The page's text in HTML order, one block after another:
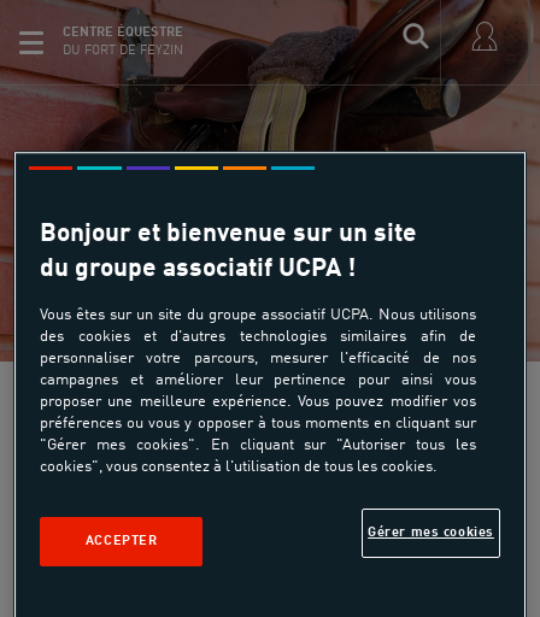
CENTRE ÉQUESTRE
DU FORT DE FEYZIN
Assurance Annulation
Vos activités en toute sérénité !
proposées par le partenaire de l’UCPA, Mutuaide
Assistance, société du groupe Groupama.
Elles sont spécialement pensées pour la pratique de
Bonjour et bienvenue sur un site
du groupe associatif UCPA !
Vous êtes sur un site du groupe associatif UCPA. Nous utilisons
des cookies et d'autres technologies similaires afin de
personnaliser votre parcours, mesurer l'efficacité de nos
campagnes et améliorer leur pertinence pour ainsi vous
proposer une meilleure expérience. Vous pouvez modifier vos
préférences ou vous y opposer à tous moments en cliquant sur
"Gérer mes cookies". En cliquant sur "Autoriser tous les
cookies", vous consentez à l'utilisation de tous les cookies.
Gérer mes cookies
ACCEPTER